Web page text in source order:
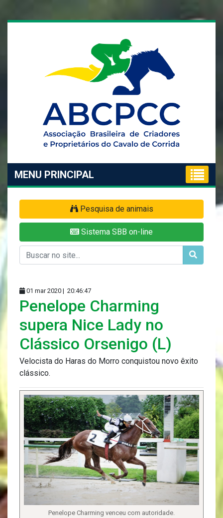
MENU PRINCIPAL
Pesquisa de animais
Sistema SBB on-line
01 mar 2020 | 20:46:47
Penelope Charming
supera Nice Lady no
Clássico Orsenigo (L)
Velocista do Haras do Morro conquistou novo êxito
clássico.
Penelope Charming venceu com autoridade.